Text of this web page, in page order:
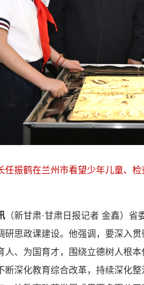
任振鹤在兰州市看望少年儿童、
（新甘肃·甘肃日报记者 金鑫）
研思政课建设。他强调，要深入
人、为国育才，围绕立德树人根
断深化教育综合改革，持续深化